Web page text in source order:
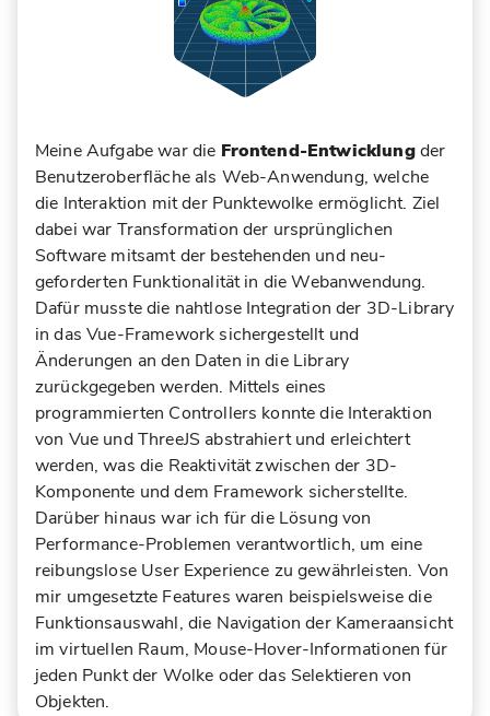
Meine Aufgabe war die Frontend-Entwicklungder
Benutzeroberfläche als Web-Anwendung, welche
die Interaktion mit der Punktewolke ermöglicht. Ziel
dabei war Transformation der ursprünglichen
Software mitsamt der bestehenden und neu-
geforderten Funktionalität in die Webanwendung.
Dafür musste die nahtlose Integration der 3D-Library
in das Vue-Framework sichergestellt und
Änderungen an den Daten in die Library
zurückgegeben werden. Mittels eines
programmierten Controllers konnte die Interaktion
von Vue und ThreeJS abstrahiert und erleichtert
werden, was die Reaktivität zwischen der 3D-
Komponente und dem Framework sicherstellte.
Darüber hinaus war ich für die Lösung von
Performance-Problemen verantwortlich, um eine
reibungslose User Experience zu gewährleisten. Von
mir umgesetzte Features waren beispielsweise die
Funktionsauswahl, die Navigation der Kameraansicht
im virtuellen Raum, Mouse-Hover-Informationen für
jeden Punkt der Wolke oder das Selektieren von
Objekten.